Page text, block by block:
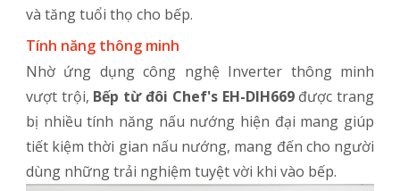
và tăng tuổi thọ cho bếp.
Tính năng thông minh
Nhờ ứng dụng công nghệ Inverter thông minh
vượt trội, Bếp từ đôi Chef's EH-DIH669được trang
bị nhiều tính năng nấu nướng hiện đại mang giúp
tiết kiệm thời gian nấu nướng, mang đến cho người
dùng những trải nghiệm tuyệt vời khi vào bếp.